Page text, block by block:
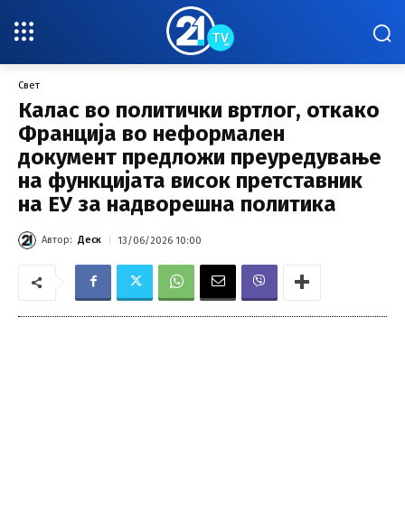
Свет
Калас во политички вртлог, откако
Франција во неформален
документ предложи преуредување
на функцијата висок претставник
на ЕУ за надворешна политика
Автор: Деск 13/06/2026 10:00